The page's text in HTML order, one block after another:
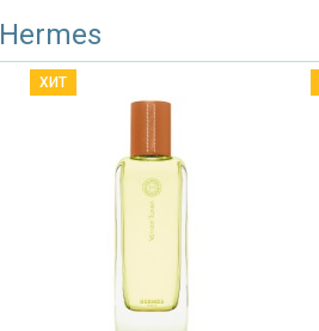
Hermes
ХИТ